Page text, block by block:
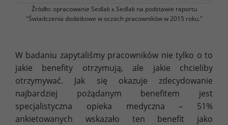
Źródło: opracowanie Sedlak &Sedlak na podstawie raportu
"Świadczenia dodatkowe w oczach pracowników w 2015 roku."
W badaniu zapytaliśmy pracowników nie tylko o to
jakie benefity otrzymują, ale jakie chcieliby
otrzymywać. Jak się okazuje zdecydowanie
najbardziej pożądanym benefitem jest
specjalistyczna opieka medyczna – 51%
ankietowanych wskazało ten benefit jako